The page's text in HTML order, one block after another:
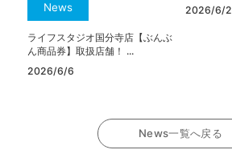
News
ライフスタジオ国分寺店【ぶんぶ
ん商品券】取扱店舗！ ...
2026/6/6
2026/6/2
News一覧へ戻る